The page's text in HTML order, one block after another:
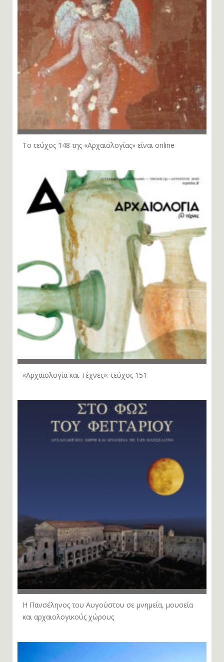
Το τεύχος 148 της «Αρχαιολογίας» είναι online
«Αρχαιολογία και Τέχνες»: τεύχος 151
Η Πανσέληνος του Αυγούστου σε μνημεία, μουσεία
και αρχαιολογικούς χώρους